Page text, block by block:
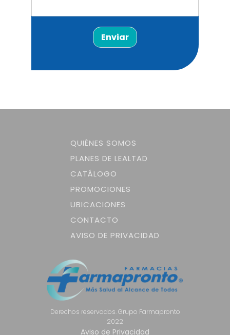
Enviar
QUIÉNES SOMOS
PLANES DE LEALTAD
CATÁLOGO
PROMOCIONES
UBICACIONES
CONTACTO
AVISO DE PRIVACIDAD
Derechos reservados. Grupo Farmapronto
2022
Aviso de Privacidad